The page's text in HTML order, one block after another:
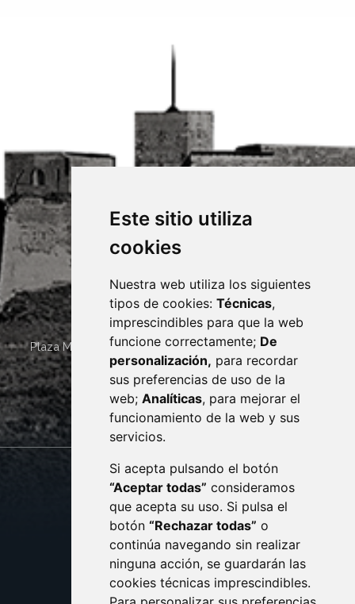
Este sitio utiliza
cookies
Nuestra web utiliza los siguientes
tipos de cookies: Técnicas,
imprescindibles para que la web
funcione correctamente; De
personalización, para recordar
sus preferencias de uso de la
web; Analíticas, para mejorar el
funcionamiento de la web y sus
servicios.
Si acepta pulsando el botón
“Aceptar todas” consideramos
que acepta su uso. Si pulsa el
botón “Rechazar todas” o
continúa navegando sin realizar
ninguna acción, se guardarán las
cookies técnicas imprescindibles.
Plaza Mayor 4 22400 MONZÓN - ARAGÓN (ESPAÑA)
· (34) 974 400 700 ·
sac@monzon.es
monzon.es
CONTACTO
AVISO LEGAL
PROTECCIÓN DE DATOS
POLÍTICA DE COOKIES
ACCESIBILIDAD
ENLACE EXTERNO AL